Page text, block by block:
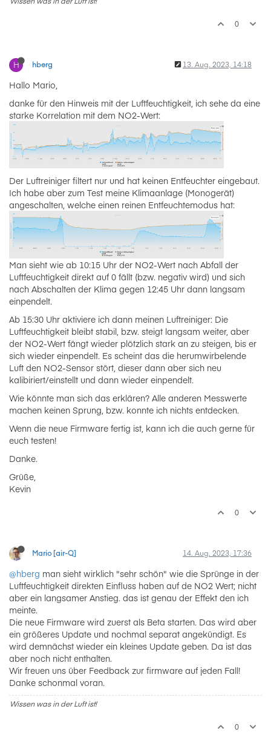
0
H hberg 13. Aug. 2023, 14:18
Hallo Mario,
danke für den Hinweis mit der Luftfeuchtigkeit, ich sehe da eine
starke Korrelation mit dem NO2-Wert:
Der Luftreiniger filtert nur und hat keinen Entfeuchter eingebaut.
Ich habe aber zum Test meine Klimaanlage (Monogerät)
angeschalten, welche einen reinen Entfeuchtemodus hat:
Man sieht wie ab 10:15 Uhr der NO2-Wert nach Abfall der
Luftfeuchtigkeit direkt auf 0 fällt (bzw. negativ wird) und sich
nach Abschalten der Klima gegen 12:45 Uhr dann langsam
einpendelt.
Ab 15:30 Uhr aktiviere ich dann meinen Luftreiniger: Die
Luftfeuchtigkeit bleibt stabil, bzw. steigt langsam weiter, aber
der NO2-Wert fängt wieder plötzlich stark an zu steigen, bis er
sich wieder einpendelt. Es scheint das die herumwirbelende
Luft den NO2-Sensor stört, dieser dann aber sich neu
kalibiriert/einstellt und dann wieder einpendelt.
Wie könnte man sich das erklären? Alle anderen Messwerte
machen keinen Sprung, bzw. konnte ich nichts entdecken.
Wenn die neue Firmware fertig ist, kann ich die auch gerne für
euch testen!
Danke.
Grüße,
Kevin
0
Mario [air-Q] 14. Aug. 2023, 17:36
@hberg man sieht wirklich "sehr schön" wie die Sprünge in der
Luftfeuchtigkeit direkten Einfluss haben auf de NO2 Wert; nicht
aber ein langsamer Anstieg. das ist genau der Effekt den ich
meinte.
Die neue Firmware wird zuerst als Beta starten. Das wird aber
ein größeres Update und nochmal separat angekündigt. Es
wird demnächst wieder ein kleines Update geben. Da ist das
aber noch nicht enthalten.
Wir freuen uns über Feedback zur firmware auf jeden Fall!
Danke schonmal voran.
Wissen was in der Luft ist!
0